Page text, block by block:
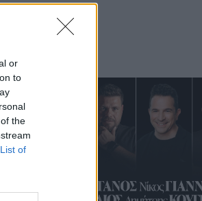
or
to
the
List of